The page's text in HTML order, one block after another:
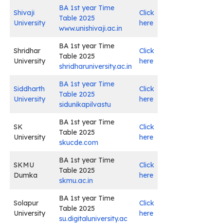
Shivaji
University
BA 1st year Time
Table 2025
www.unishivaji.ac.in
Click
here
Shridhar
University
BA 1st year Time
Table 2025
shridharuniversity.ac.in
Click
here
Siddharth
University
BA 1st year Time
Table 2025
sidunikapilvastu
Click
here
SK
University
BA 1st year Time
Table 2025
skucde.com
Click
here
SKMU
Dumka
BA 1st year Time
Table 2025
skmu.ac.in
Click
here
Solapur
University
BA 1st year Time
Table 2025
su.digitaluniversity.ac
Click
here